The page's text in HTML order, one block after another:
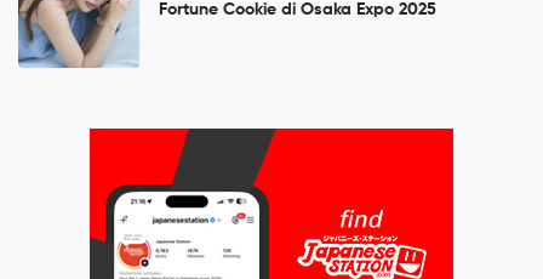
Fortune Cookie di Osaka Expo 2025